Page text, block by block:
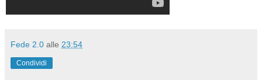
Fede 2.0 alle 23:54
Condividi